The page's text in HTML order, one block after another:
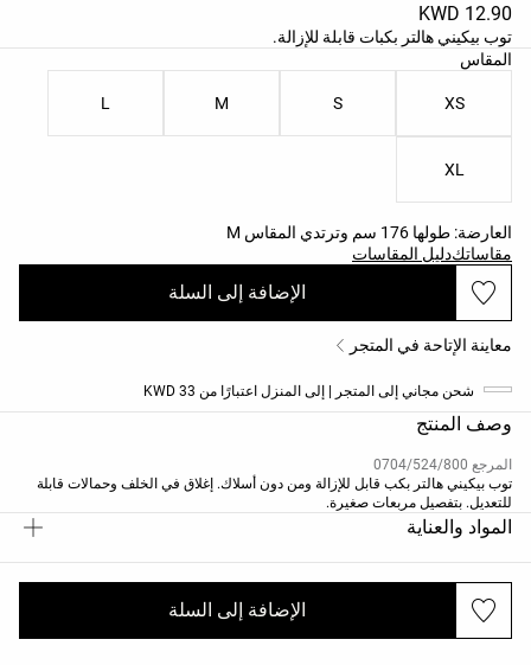
12.90 KWD
توب بيكيني هالتر بكبات قابلة للإزالة.
المقاس
قائمة مقاسات المنتج
XS
S
M
L
XL
العارضة: طولها 176 سم وترتدي المقاس M
مقاساتكدليل المقاسات
الإضافة إلى السلة
الإضافة إلى السلة
معاينة الإتاحة في المتجر
شحن مجاني إلى المتجر | إلى المنزل اعتبارًا من 33 KWD
وصف المنتج
المرجع 0704/524/800
توب بيكيني هالتر بكب قابل للإزالة ومن دون أسلاك. إغلاق في الخلف وحمالات قابلة
للتعديل. بتفصيل مربعات صغيرة.
المواد والعناية
الشحن والإرجاع